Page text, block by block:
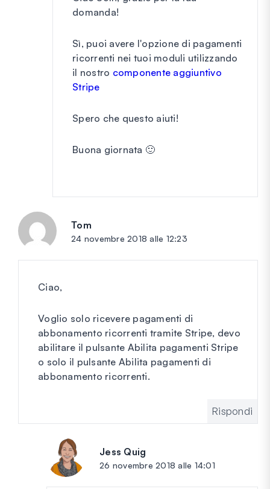
domanda!
Sì, puoi avere l'opzione di pagamenti
ricorrenti nei tuoi moduli utilizzando
il nostro componente aggiuntivo
Stripe
Spero che questo aiuti!
Buona giornata 🙂
Tom
24 novembre 2018 alle 12:23
Ciao,
Voglio solo ricevere pagamenti di
abbonamento ricorrenti tramite Stripe, devo
abilitare il pulsante Abilita pagamenti Stripe
o solo il pulsante Abilita pagamenti di
abbonamento ricorrenti.
Rispondi
Jess Quig
26 novembre 2018 alle 14:01